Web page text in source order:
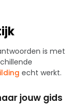
is met
echt werkt.
jouw gids